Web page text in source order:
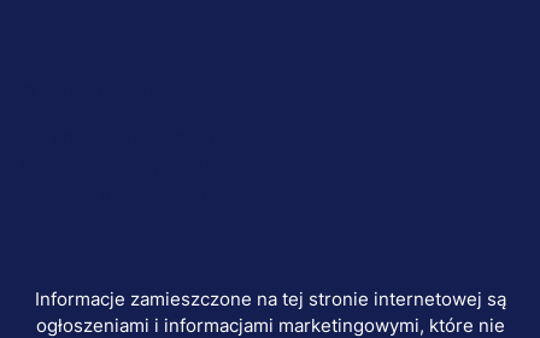
Informacje zamieszczone na tej stronie internetowej są
ogłoszeniami i informacjami marketingowymi, które nie